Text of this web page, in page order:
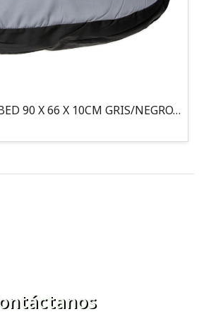
COJIN, OVAL DOC BED 90 X 66 X 10CM GRIS/NEGRO, 95°